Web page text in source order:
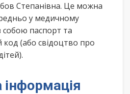
Степанівна. Це можна
у медичному
собою паспорт та
код (або свідоцтво про
інформація